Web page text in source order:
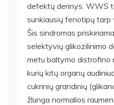
defektų derinys. WWS
sunkiausių fenotipų tarp
Šis sindromas
selektyvių glikozilinimo
metu baltymo distrofino
kurių kitų organų
cukrinių grandinių
žlunga normalios